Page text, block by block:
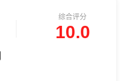
综合评分
10.0